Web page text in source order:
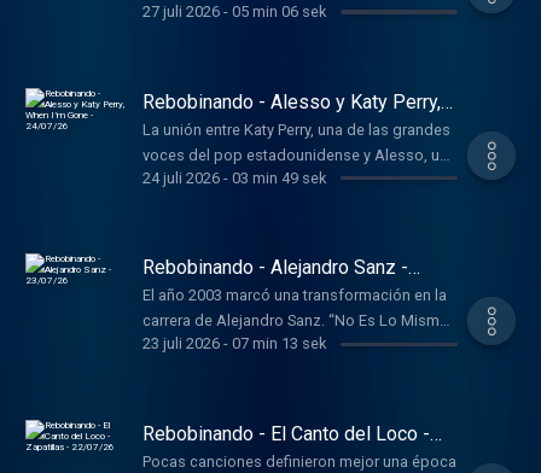
productor australiano prácticamente
Stumblin’ In recupera el tema publicado en
1977 por Chris Norman y Suzi Quatro.
27 juli 2026- 05 min 06 sek
Rebobinando - Alesso y Katy Perry,
When I’m Gone - 24/07/26
La unión entre Katy Perry, una de las grandes
voces del pop estadounidense y Alesso, uno
de los nombres más importantes de la
24 juli 2026- 03 min 49 sek
Rebobinando - Alejandro Sanz -
23/07/26
El año 2003 marcó una transformación en la
carrera de Alejandro Sanz. “No Es Lo Mismo”
era la canción principal y daba nombre a su
23 juli 2026- 07 min 13 sek
Rebobinando - El Canto del Loco -
Zapatillas - 22/07/26
Pocas canciones definieron mejor una época